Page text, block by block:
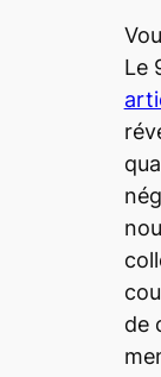
Le
de